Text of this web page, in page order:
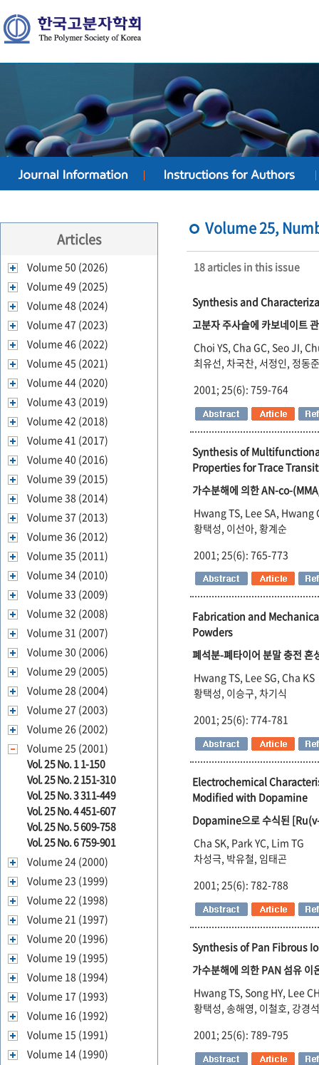
Articles
Volume 50 (2026)
Volume 49 (2025)
Volume 48 (2024)
Volume 47 (2023)
Volume 46 (2022)
Volume 45 (2021)
Volume 44 (2020)
Volume 43 (2019)
Volume 42 (2018)
Volume 41 (2017)
Volume 40 (2016)
Volume 39 (2015)
Volume 38 (2014)
Volume 37 (2013)
Volume 36 (2012)
Volume 35 (2011)
Volume 34 (2010)
Volume 33 (2009)
Volume 32 (2008)
Volume 31 (2007)
Volume 30 (2006)
Volume 29 (2005)
Volume 28 (2004)
Volume 27 (2003)
Volume 26 (2002)
Volume 25 (2001)
Vol. 25 No. 1 1-150
Vol. 25 No. 2 151-310
Vol. 25 No. 3 311-449
Vol. 25 No. 4 451-607
Vol. 25 No. 5 609-758
Vol. 25 No. 6 759-901
Volume 24 (2000)
Volume 23 (1999)
Volume 22 (1998)
Volume 21 (1997)
Volume 20 (1996)
Volume 19 (1995)
Volume 18 (1994)
Volume 17 (1993)
Volume 16 (1992)
Volume 15 (1991)
Volume 14 (1990)
Volume 25,
18 articles in this issue
Synthesis and
고분자 주사슬에 카보네이트
Choi YS, Cha GC, Seo JI,
최유선, 차국찬, 서정인, 정동
2001; 25(6): 759-764
Synthesis of
Properties for Trace
가수분해에 의한 AN-co-
Hwang TS, Lee SA, Hwang
황택성, 이선아, 황계순
2001; 25(6): 765-773
Fabrication and
Powders
폐석분-폐타이어 분말 충전 혼
Hwang TS, Lee SG, Cha KS
황택성, 이승구, 차기식
2001; 25(6): 774-781
Electrochemical
Modified with Dopamine
Dopamine으로 수식된
Cha SK, Park YC, Lim TG
차성극, 박유철, 임태곤
2001; 25(6): 782-788
Synthesis of Pan Fibrous
가수분해에 의한 PAN 섬유
Hwang TS, Song HY, Lee
황택성, 송해영, 이철호, 강경
2001; 25(6): 789-795